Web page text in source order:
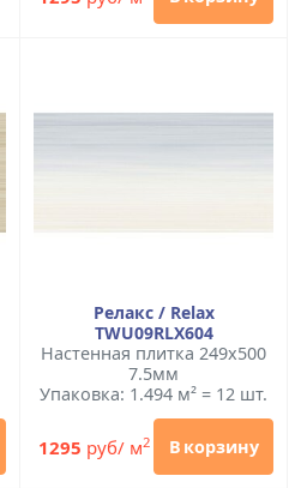
Релакс / Relax
TWU09RLX604
Настенная плитка 249x500
7.5мм
Упаковка: 1.494 м² = 12 шт.
1295 руб/ м2 В корзину